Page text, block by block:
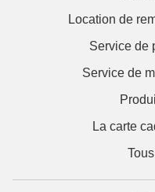
Location de
Service de
Service de
La carte